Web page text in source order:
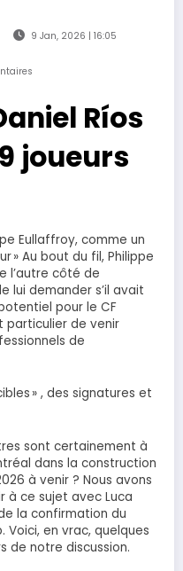
9 Jan, 2026 | 16:05
Ríos
joueurs
Eullaffroy, comme un
» Au bout du fil, Philippe
l’autre côté de
lui demander s’il avait
pour le CF
particulier de venir
de
» , des signatures et
sont certainement à
dans la construction
à venir ? Nous avons
à ce sujet avec Luca
la confirmation du
Voici, en vrac, quelques
de notre discussion.